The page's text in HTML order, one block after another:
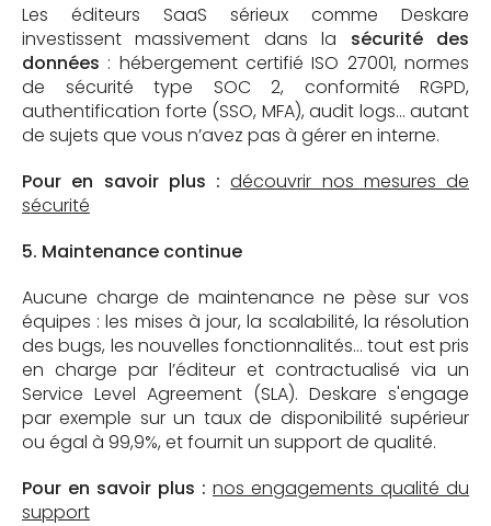
Les éditeurs SaaS sérieux comme Deskare
investissent massivement dans la sécurité des
données : hébergement certifié ISO 27001, normes
de sécurité type SOC 2, conformité RGPD,
authentification forte (SSO, MFA), audit logs… autant
de sujets que vous n’avez pas à gérer en interne.
Pour en savoir plus : découvrir nos mesures de
sécurité
5. Maintenance continue
Aucune charge de maintenance ne pèse sur vos
équipes : les mises à jour, la scalabilité, la résolution
des bugs, les nouvelles fonctionnalités… tout est pris
en charge par l’éditeur et contractualisé via un
Service Level Agreement (SLA). Deskare s'engage
par exemple sur un taux de disponibilité supérieur
ou égal à 99,9%, et fournit un support de qualité.
Pour en savoir plus : nos engagements qualité du
support